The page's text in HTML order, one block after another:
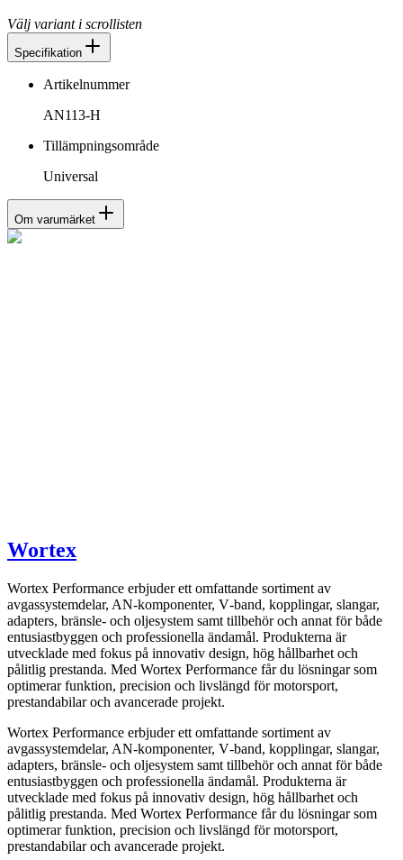
Välj variant i scrollisten
Specifikation
Artikelnummer
AN113-H
Tillämpningsområde
Universal
Om varumärket
Wortex
Wortex Performance erbjuder ett omfattande sortiment av
avgassystemdelar, AN-komponenter, V‑band, kopplingar, slangar,
adapters, bränsle- och oljesystem samt tillbehör och annat för både
entusiastbyggen och professionella ändamål. Produkterna är
utvecklade med fokus på innovativ design, hög hållbarhet och
pålitlig prestanda. Med Wortex Performance får du lösningar som
optimerar funktion, precision och livslängd för motorsport,
prestandabilar och avancerade projekt.
Wortex Performance erbjuder ett omfattande sortiment av
avgassystemdelar, AN-komponenter, V‑band, kopplingar, slangar,
adapters, bränsle- och oljesystem samt tillbehör och annat för både
entusiastbyggen och professionella ändamål. Produkterna är
utvecklade med fokus på innovativ design, hög hållbarhet och
pålitlig prestanda. Med Wortex Performance får du lösningar som
optimerar funktion, precision och livslängd för motorsport,
prestandabilar och avancerade projekt.